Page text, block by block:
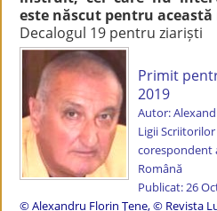
este născut pentru
Decalogul 19 pentru ziariști
Primit
2019
Autor:
Ligii
corespondent
Română
Publicat: 26
© Alexandru Florin Țene,© Revista